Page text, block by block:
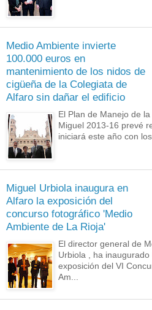
Medio Ambiente invierte
100.000 euros en
mantenimiento de los nidos de
cigüeña de la Colegiata de
Alfaro sin dañar el edificio
El Plan de Manejo de
Miguel 2013-16 prevé
iniciará este año con
Miguel Urbiola inaugura en
Alfaro la exposición del
concurso fotográfico 'Medio
Ambiente de La Rioja'
El director general de
Urbiola , ha inaugurado
exposición del VI
Am...